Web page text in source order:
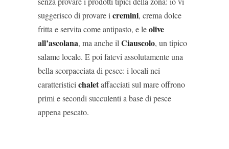
suggerisco di provare i cremini, crema dolce
fritta e servita come antipasto, e leolive
all’ascolana, ma anche il Ciauscolo, un tipico
salame locale. E poi fatevi assolutamente una
bella scorpacciata di pesce: i locali nei
caratteristici chaletaffacciati sul mare offrono
primi e secondi succulenti a base di pesce
appena pescato.